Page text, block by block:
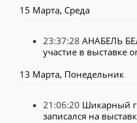
15 Марта, Среда
23:37:28 АНАБЕЛЬ
участие в выставке
13 Марта, Понедельник
21:06:20 Шикарный
записался на